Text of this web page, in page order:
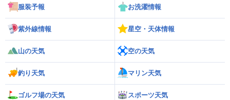
服装予報 お洗濯情報
紫外線情報 星空・天体情報
山の天気 空の天気
釣り天気 マリン天気
ゴルフ場の天気 スポーツ天気